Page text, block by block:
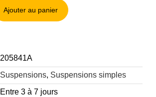
Ajouter au panier
205841A
Suspensions, Suspensions simples
Entre 3 à 7 jours